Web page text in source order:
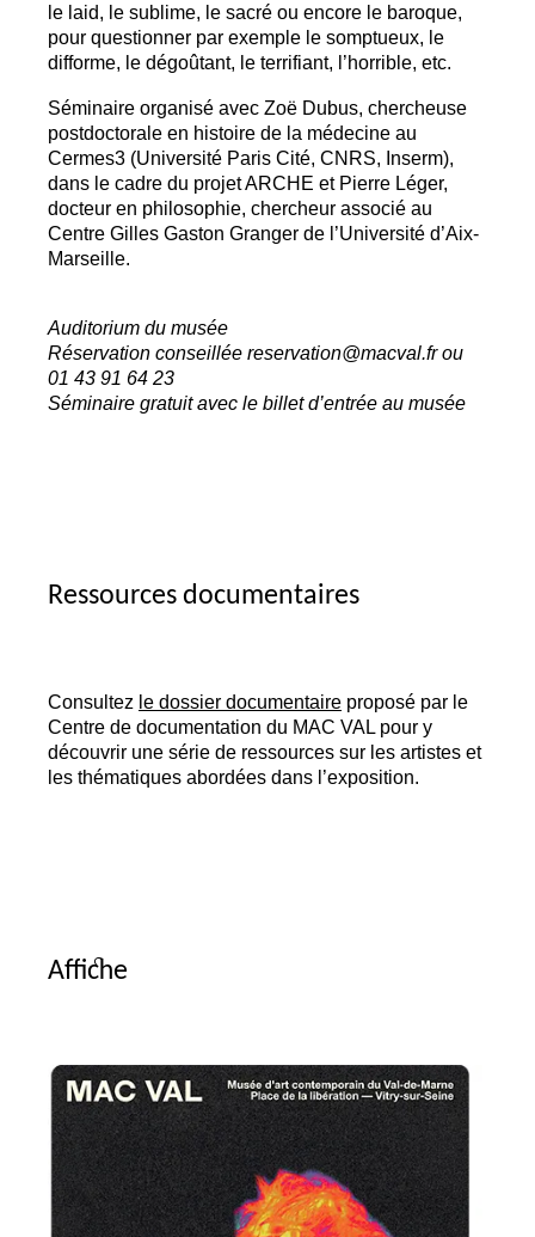
le laid, le sublime, le sacré ou encore le baroque,
pour questionner par exemple le somptueux, le
difforme, le dégoûtant, le terrifiant, l’horrible, etc.
Séminaire organisé avec Zoë Dubus, chercheuse
postdoctorale en histoire de la médecine au
Cermes3 (Université Paris Cité, CNRS, Inserm),
dans le cadre du projetARCHE et Pierre Léger,
docteur en philosophie, chercheur associé au
Centre Gilles Gaston Granger de l’Université d’Aix-
Marseille.
Auditorium du musée
Réservation conseillée reservation@macval.fr ou
01 43 91 64 23
Séminaire gratuit avec le billet d’entrée au musée
Ressources documentaires
Consultez le dossier documentaire proposé par le
Centre de documentation du MAC VAL pour y
découvrir une série de ressources sur les artistes et
les thématiques abordées dans l’exposition.
Affiche